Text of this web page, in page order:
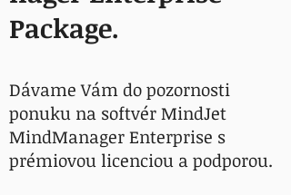
Package.
Dávame Vám do pozornosti
ponuku na softvér MindJet
MindManager Enterprise s
prémiovou licenciou a podporou.